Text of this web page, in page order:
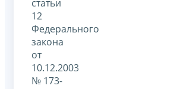
статьи
12
Федерального
закона
от
10.12.2003
№ 173-